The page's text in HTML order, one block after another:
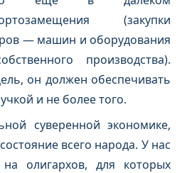
(закупки
— машин и оборудования
производства).
он должен обеспечивать
и не более того.
суверенной экономике,
всего народа. У нас
олигархов, для которых